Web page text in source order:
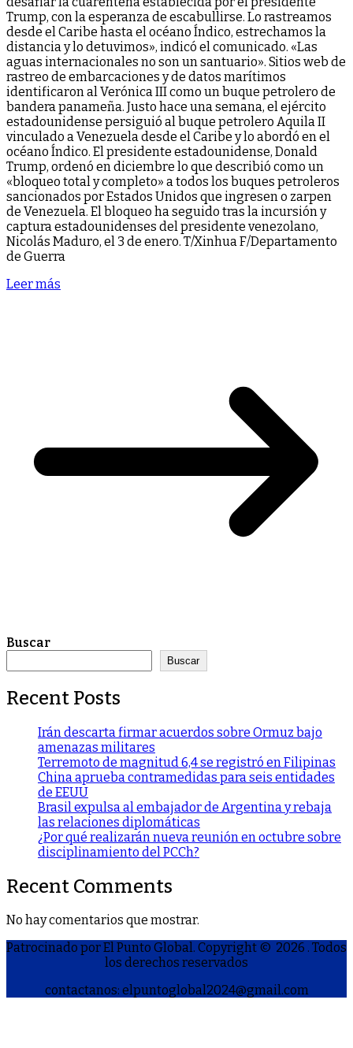
Trump, con la esperanza de escabullirse. Lo rastreamos
desde el Caribe hasta el océano Índico, estrechamos la
distancia y lo detuvimos», indicó el comunicado. «Las
aguas internacionales no son un santuario». Sitios web de
rastreo de embarcaciones y de datos marítimos
identificaron al Verónica III como un buque petrolero de
bandera panameña. Justo hace una semana, el ejército
estadounidense persiguió al buque petrolero Aquila II
vinculado a Venezuela desde el Caribe y lo abordó en el
océano Índico. El presidente estadounidense, Donald
Trump, ordenó en diciembre lo que describió como un
«bloqueo total y completo» a todos los buques petroleros
sancionados por Estados Unidos que ingresen o zarpen
de Venezuela. El bloqueo ha seguido tras la incursión y
captura estadounidenses del presidente venezolano,
Nicolás Maduro, el 3 de enero. T/Xinhua F/Departamento
de Guerra
Leer más
Buscar
Buscar
Recent Posts
Irán descarta firmar acuerdos sobre Ormuz bajo
amenazas militares
Terremoto de magnitud 6,4 se registró en Filipinas
China aprueba contramedidas para seis entidades
de EEUU
Brasil expulsa al embajador de Argentina y rebaja
las relaciones diplomáticas
¿Por qué realizarán nueva reunión en octubre sobre
disciplinamiento del PCCh?
Recent Comments
No hay comentarios que mostrar.
Patrocinado por El Punto Global. Copyright © 2026 . Todos
los derechos reservados
contactanos: elpuntoglobal2024@gmail.com